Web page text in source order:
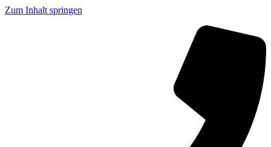
Zum Inhalt springen